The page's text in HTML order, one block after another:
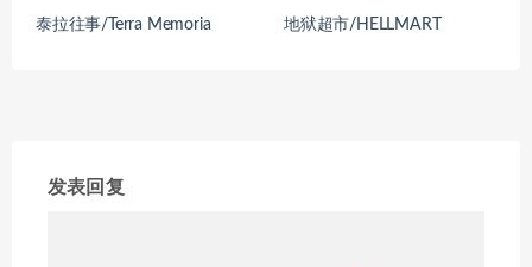
泰拉往事/Terra Memoria 地狱超市/HELLMART
发表回复